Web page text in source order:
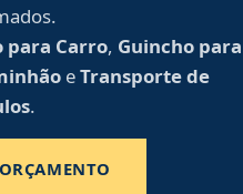
para Carro, Guincho para
eTransporte de
.